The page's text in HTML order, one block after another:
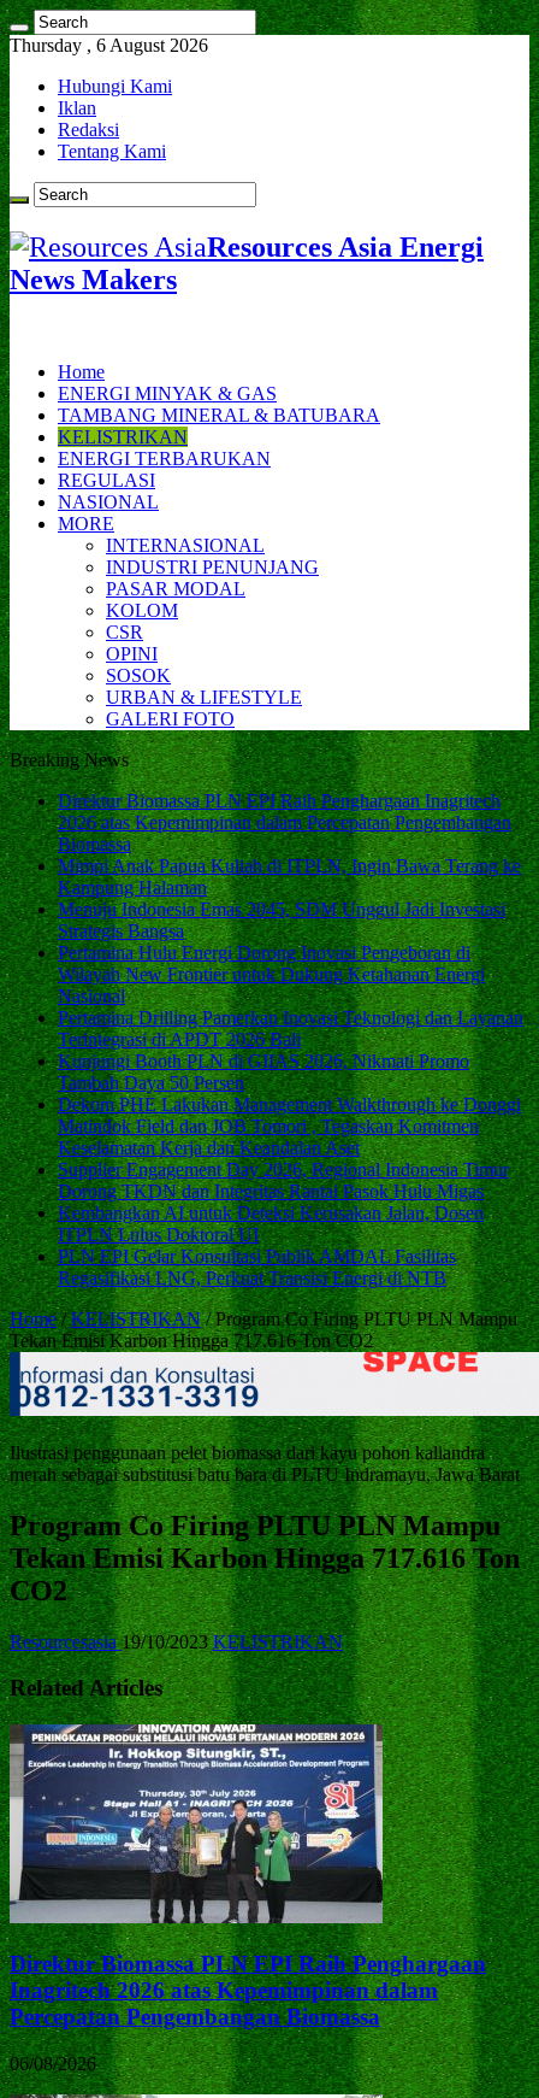
Thursday , 6 August 2026
Hubungi Kami
Iklan
Redaksi
Tentang Kami
Resources Asia Energi
News Makers
Home
ENERGI MINYAK & GAS
TAMBANG MINERAL & BATUBARA
KELISTRIKAN
ENERGI TERBARUKAN
REGULASI
NASIONAL
MORE
INTERNASIONAL
INDUSTRI PENUNJANG
PASAR MODAL
KOLOM
CSR
OPINI
SOSOK
URBAN & LIFESTYLE
GALERI FOTO
Breaking News
Direktur Biomassa PLN EPI Raih Penghargaan Inagritech
2026 atas Kepemimpinan dalam Percepatan Pengembangan
Biomassa
Mimpi Anak Papua Kuliah di ITPLN, Ingin Bawa Terang ke
Kampung Halaman
Menuju Indonesia Emas 2045, SDM Unggul Jadi Investasi
Strategis Bangsa
Pertamina Hulu Energi Dorong Inovasi Pengeboran di
Wilayah New Frontier untuk Dukung Ketahanan Energi
Nasional
Pertamina Drilling Pamerkan Inovasi Teknologi dan Layanan
Terintegrasi di APDT 2026 Bali
Kunjungi Booth PLN di GIIAS 2026, Nikmati Promo
Tambah Daya 50 Persen
Dekom PHE Lakukan Management Walkthrough ke Donggi
Matindok Field dan JOB Tomori , Tegaskan Komitmen
Keselamatan Kerja dan Keandalan Aset
Supplier Engagement Day 2026, Regional Indonesia Timur
Dorong TKDN dan Integritas Rantai Pasok Hulu Migas
Kembangkan AI untuk Deteksi Kerusakan Jalan, Dosen
ITPLN Lulus Doktoral UI
PLN EPI Gelar Konsultasi Publik AMDAL Fasilitas
Regasifikasi LNG, Perkuat Transisi Energi di NTB
Home / KELISTRIKAN / Program Co Firing PLTU PLN Mampu
Tekan Emisi Karbon Hingga 717.616 Ton CO2
Ilustrasi penggunaan pelet biomassa dari kayu pohon kaliandra
merah sebagai substitusi batu bara di PLTU Indramayu, Jawa Barat
Program Co Firing PLTU PLN Mampu
Tekan Emisi Karbon Hingga 717.616 Ton
CO2
Resourcesasia19/10/2023 KELISTRIKAN
Related Articles
Direktur Biomassa PLN EPI Raih Penghargaan
Inagritech 2026 atas Kepemimpinan dalam
Percepatan Pengembangan Biomassa
06/08/2026